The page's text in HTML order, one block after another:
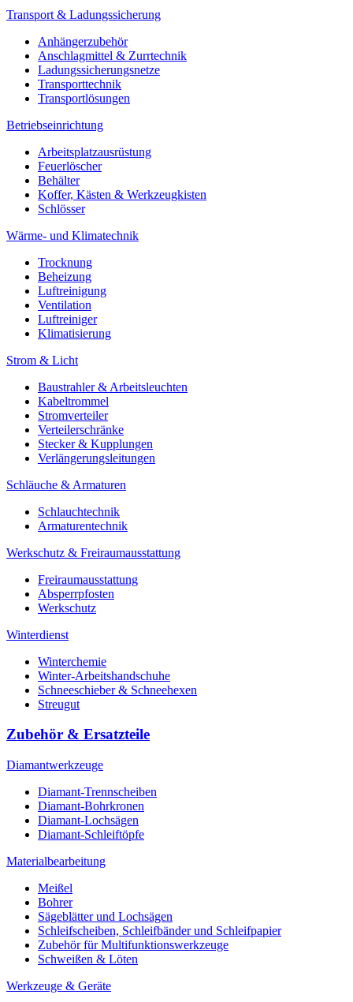
Transport & Ladungssicherung
Anhängerzubehör
Anschlagmittel & Zurrtechnik
Ladungssicherungsnetze
Transporttechnik
Transportlösungen
Betriebseinrichtung
Arbeitsplatzausrüstung
Feuerlöscher
Behälter
Koffer, Kästen & Werkzeugkisten
Schlösser
Wärme- und Klimatechnik
Trocknung
Beheizung
Luftreinigung
Ventilation
Luftreiniger
Klimatisierung
Strom & Licht
Baustrahler & Arbeitsleuchten
Kabeltrommel
Stromverteiler
Verteilerschränke
Stecker & Kupplungen
Verlängerungs­leitungen
Schläuche & Armaturen
Schlauchtechnik
Armaturentechnik
Werkschutz & Freiraumausstattung
Freiraumausstattung
Absperrpfosten
Werkschutz
Winterdienst
Winterchemie
Winter-Arbeitshandschuhe
Schneeschieber & Schneehexen
Streugut
Zubehör & Ersatzteile
Diamantwerkzeuge
Diamant-Trennscheiben
Diamant-Bohrkronen
Diamant-Lochsägen
Diamant-Schleiftöpfe
Materialbearbeitung
Meißel
Bohrer
Sägeblätter und Lochsägen
Schleifscheiben, Schleifbänder und Schleifpapier
Zubehör für Multifunktionswerkzeuge
Schweißen & Löten
Werkzeuge & Geräte